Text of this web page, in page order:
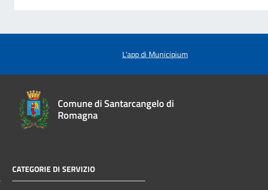
L'app di Municipium
Comune di Santarcangelo di
Romagna
CATEGORIE DI SERVIZIO